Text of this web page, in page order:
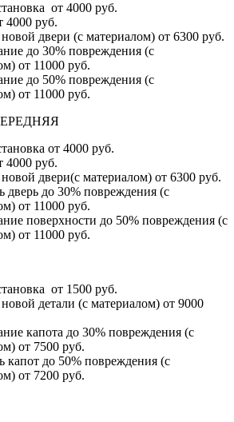
от 4000 руб.
4000 руб.
двери (с материалом) от 6300 руб.
до 30% повреждения (с
от 11000 руб.
до 50% повреждения (с
от 11000 руб.
от 4000 руб.
4000 руб.
двери(с материалом) от 6300 руб.
дверь до 30% повреждения (с
от 11000 руб.
поверхности до 50% повреждения (с
от 11000 руб.
от 1500 руб.
детали (с материалом) от 9000
капота до 30% повреждения (с
от 7500 руб.
капот до 50% повреждения (с
от 7200 руб.